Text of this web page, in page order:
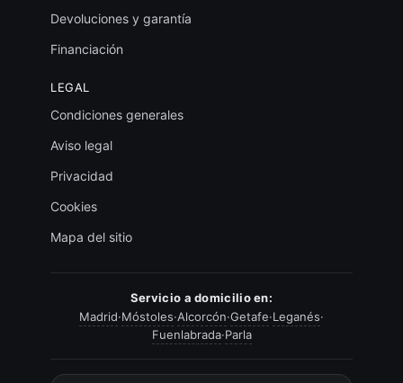
Devoluciones y garantía
Financiación
LEGAL
Condiciones generales
Aviso legal
Privacidad
Cookies
Mapa del sitio
Servicio a domicilio en:
Madrid·Móstoles·Alcorcón·Getafe·Leganés·
Fuenlabrada·Parla